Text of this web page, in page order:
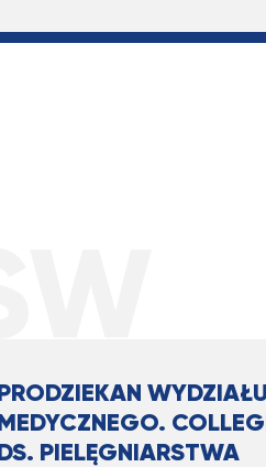
PRODZIEKAN WYDZIAŁU
MEDYCZNEGO.
DS. PIELĘGNIARSTWA